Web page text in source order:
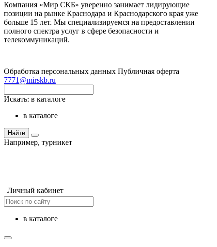
Компания «Мир СКБ» уверенно занимает лидирующие
позиции на рынке Краснодара и Краснодарского края уже
больше 15 лет. Мы специализируемся на предоставлении
полного спектра услуг в сфере безопасности и
телекоммуникаций.
Обработка персональных данных Публичная оферта
7771@mirskb.ru
Искать: в каталоге
в каталоге
Найти
Например, турникет
Личный кабинет
в каталоге